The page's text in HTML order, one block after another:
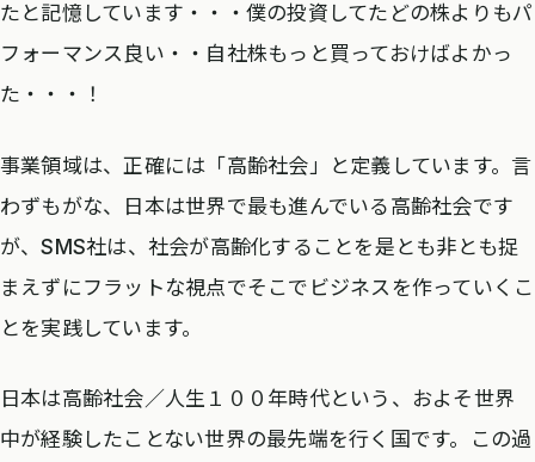
たと記憶しています・・・僕の投資してたどの株よりもパ
フォーマンス良い・・自社株もっと買っておけばよかっ
た・・・！
事業領域は、正確には「高齢社会」と定義しています。言
わずもがな、日本は世界で最も進んでいる高齢社会です
が、SMS社は、社会が高齢化することを是とも非とも捉
まえずにフラットな視点でそこでビジネスを作っていくこ
とを実践しています。
日本は高齢社会／人生１００年時代という、およそ世界
中が経験したことない世界の最先端を行く国です。この過